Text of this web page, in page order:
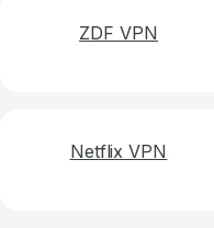
ZDF VPN
Netflix VPN